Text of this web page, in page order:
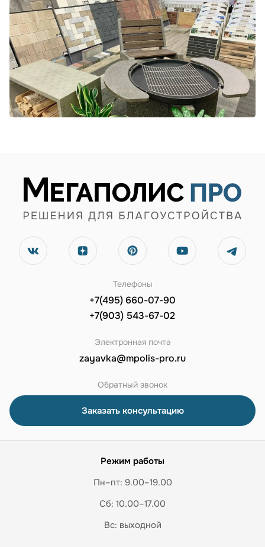
Телефоны
+7(495) 660-07-90
+7(903) 543-67-02
Электронная почта
zayavka@mpolis-pro.ru
Обратный звонок
Заказать консультацию
Режим работы
Пн–пт: 9.00–19.00
Сб: 10.00–17.00
Вс: выходной